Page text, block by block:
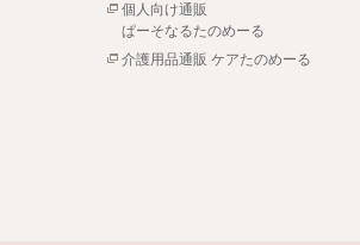
個人向け通販
ぱーそなるたのめーる
介護用品通販 ケアたのめーる